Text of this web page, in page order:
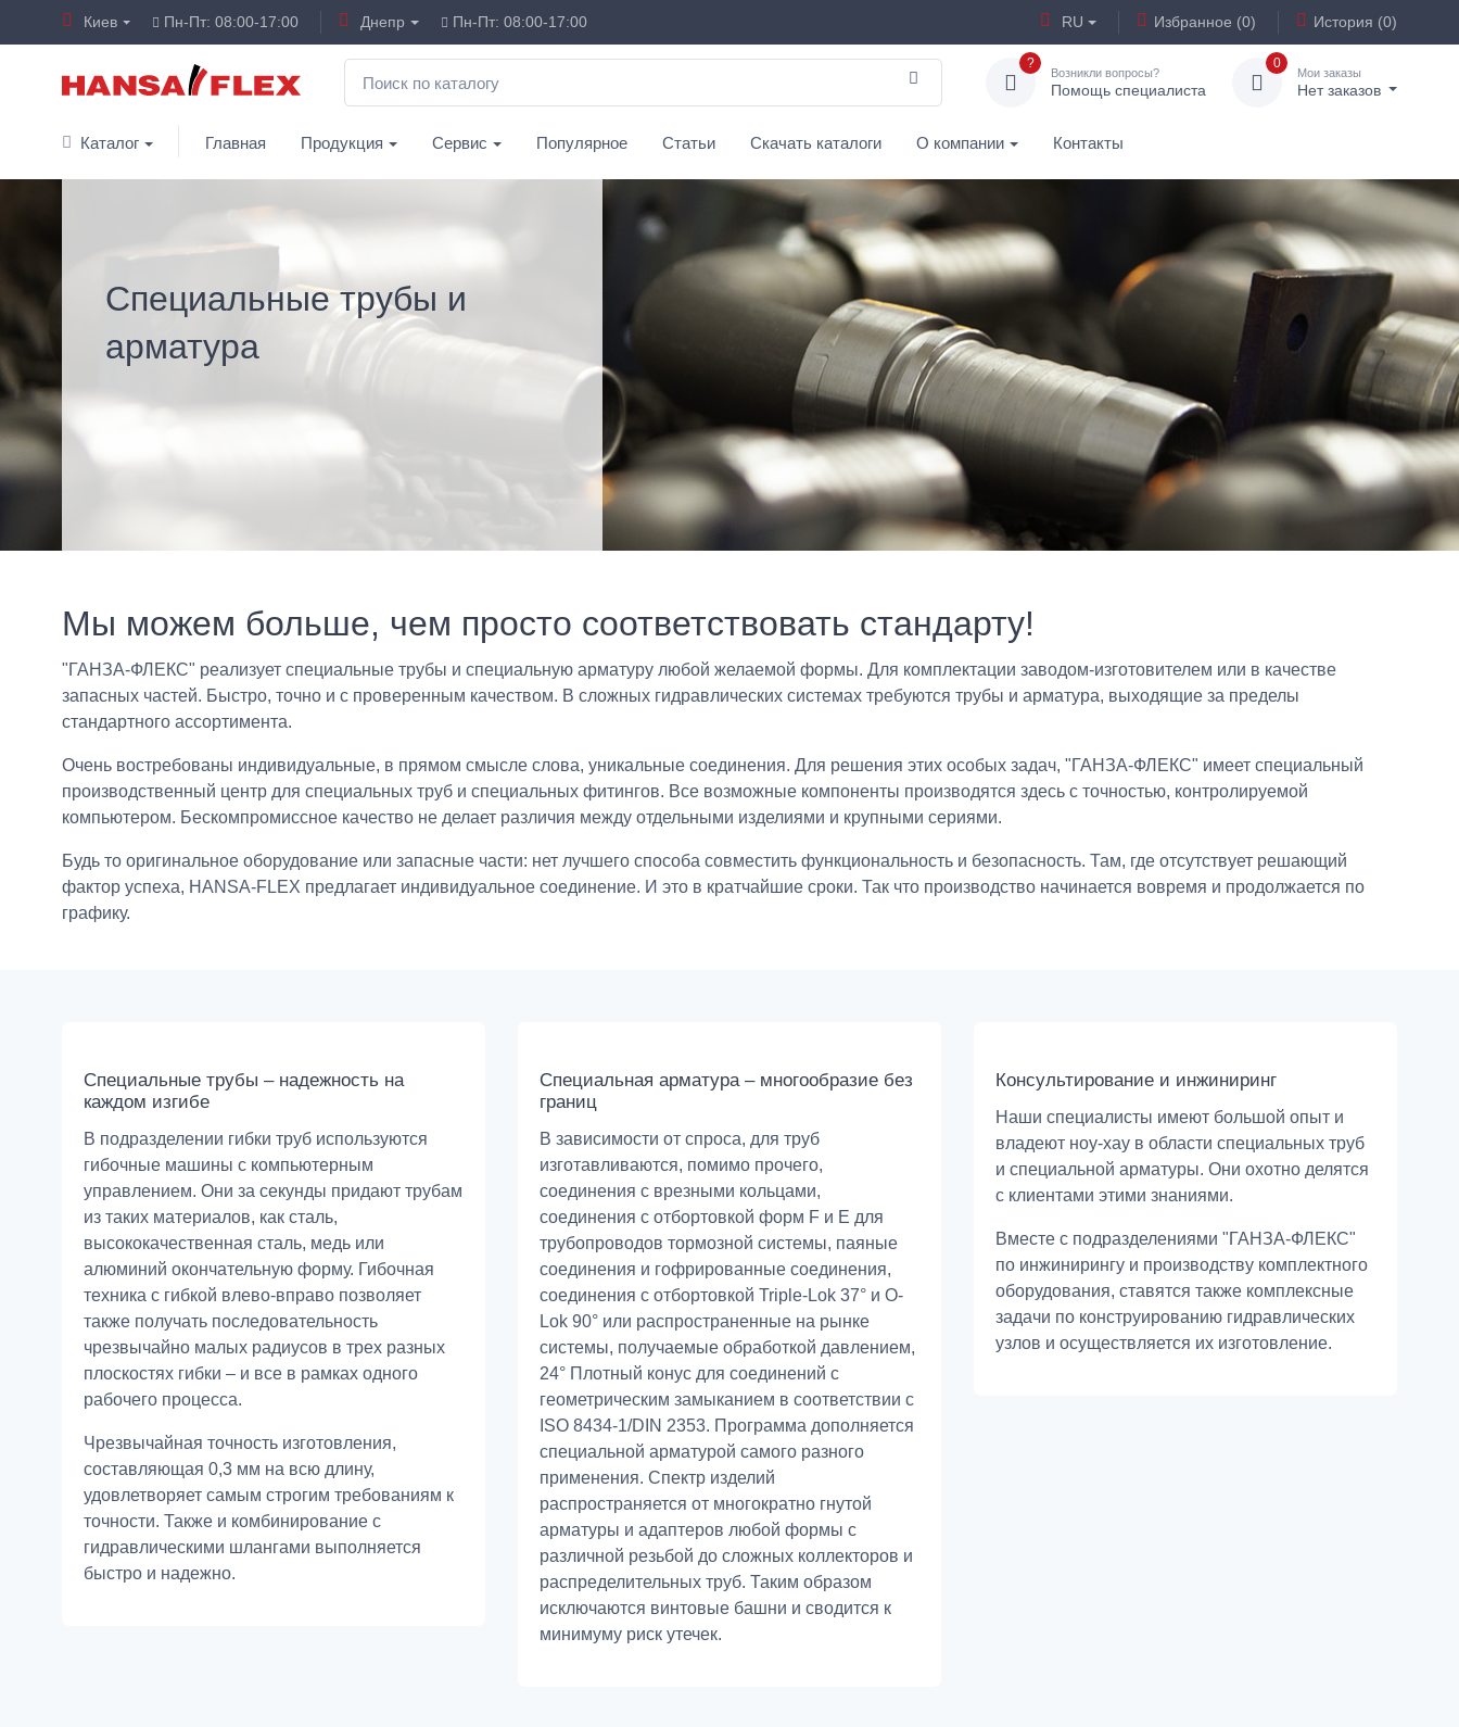
Киев Пн-Пт: 08:00-17:00 Днепр Пн-Пт: 08:00-17:00 RU Избранное (0) История (0)
?
Возникли вопросы?
Помощь специалиста
0
Мои заказы
Нет заказов
Каталог Главная Продукция Сервис Популярное Статьи Скачать каталоги О компании Контакты
Специальные трубы и
арматура
Мы можем больше, чем просто соответствовать стандарту!
"ГАНЗА-ФЛЕКС" реализует специальные трубы и специальную арматуру любой желаемой формы. Для комплектации заводом-изготовителем или в качестве
запасных частей. Быстро, точно и с проверенным качеством. В сложных гидравлических системах требуются трубы и арматура, выходящие за пределы
стандартного ассортимента.
Очень востребованы индивидуальные, в прямом смысле слова, уникальные соединения. Для решения этих особых задач, "ГАНЗА-ФЛЕКС" имеет специальный
производственный центр для специальных труб и специальных фитингов. Все возможные компоненты производятся здесь с точностью, контролируемой
компьютером. Бескомпромиссное качество не делает различия между отдельными изделиями и крупными сериями.
Будь то оригинальное оборудование или запасные части: нет лучшего способа совместить функциональность и безопасность. Там, где отсутствует решающий
фактор успеха, HANSA-FLEX предлагает индивидуальное соединение. И это в кратчайшие сроки. Так что производство начинается вовремя и продолжается по
графику.
Специальные трубы – надежность на
каждом изгибе
В подразделении гибки труб используются
гибочные машины с компьютерным
управлением. Они за секунды придают трубам
из таких материалов, как сталь,
высококачественная сталь, медь или
алюминий окончательную форму. Гибочная
техника с гибкой влево-вправо позволяет
также получать последовательность
чрезвычайно малых радиусов в трех разных
плоскостях гибки – и все в рамках одного
рабочего процесса.
Чрезвычайная точность изготовления,
составляющая 0,3 мм на всю длину,
удовлетворяет самым строгим требованиям к
точности. Также и комбинирование с
гидравлическими шлангами выполняется
быстро и надежно.
Специальная арматура – многообразие без
границ
В зависимости от спроса, для труб
изготавливаются, помимо прочего,
соединения с врезными кольцами,
соединения с отбортовкой форм F и E для
трубопроводов тормозной системы, паяные
соединения и гофрированные соединения,
соединения с отбортовкой Triple-Lok 37° и O-
Lok 90° или распространенные на рынке
системы, получаемые обработкой давлением,
24° Плотный конус для соединений с
геометрическим замыканием в соответствии с
ISO 8434-1/DIN 2353. Программа дополняется
специальной арматурой самого разного
применения. Спектр изделий
распространяется от многократно гнутой
арматуры и адаптеров любой формы с
различной резьбой до сложных коллекторов и
распределительных труб. Таким образом
исключаются винтовые башни и сводится к
минимуму риск утечек.
Консультирование и инжиниринг
Наши специалисты имеют большой опыт и
владеют ноу-хау в области специальных труб
и специальной арматуры. Они охотно делятся
с клиентами этими знаниями.
Вместе с подразделениями "ГАНЗА-ФЛЕКС"
по инжинирингу и производству комплектного
оборудования, ставятся также комплексные
задачи по конструированию гидравлических
узлов и осуществляется их изготовление.